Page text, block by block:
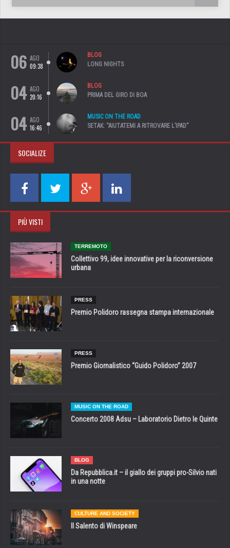
06 AGO
09:38
BLOG
LONG NIGHTS
04 AGO
20:16
BLOG
PRIMA DEL GIRO DI BOA
04 AGO
16:46
MUSIC ON THE ROAD
SETAK: “AIUTATEMI A RITROVARE L’IPAD”
SOCIALIZE
PIÙ VISTI
TERREMOTO
Collettivo 99, idee innovative per la riconversione
urbana
PRESS
Premio Polidoro rassegna stampa internazionale
PRESS
Premio Giornalistico “Guido Polidoro” 2007
MUSIC ON THE ROAD
Concerto 2008 Adsu – Laboratorio Dietro le Quinte
BLOG
Da Repubblica.it – il giallo dei gruppi pro-Silvio nati
in una notte
CULTURE AND SOCIETY
Il Salento di Winspeare